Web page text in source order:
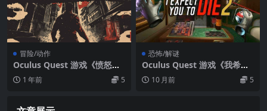
冒险/动作
Oculus Quest 游戏《愤怒之
路 – 第一集：铁男之塔》Path
of Fury – Episode I: Tetsuos
1 年前 5
恐怖/解谜
Oculus Quest 游戏《我希望
你死 2》I Expect You To Die
2 10 月前 5